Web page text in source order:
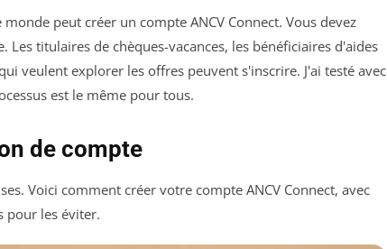
peut créer un compte ANCV Connect. Vous devez
titulaires de chèques-vacances, les bénéficiaires d'aides
veulent explorer les offres peuvent s'inscrire. J'ai testé avec
est le même pour tous.
de compte
Voici comment créer votre compte ANCV Connect, avec
pour les éviter.